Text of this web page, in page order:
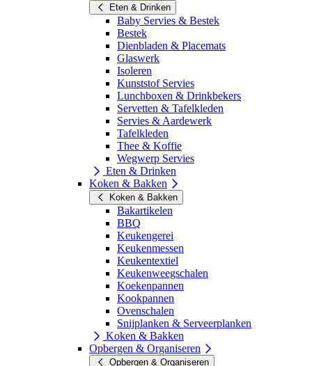
Eten & Drinken
Baby Servies & Bestek
Bestek
Dienbladen & Placemats
Glaswerk
Isoleren
Kunststof Servies
Lunchboxen & Drinkbekers
Servetten & Tafelkleden
Servies & Aardewerk
Tafelkleden
Thee & Koffie
Wegwerp Servies
Eten & Drinken
Koken & Bakken
Koken & Bakken
Bakartikelen
BBQ
Keukengerei
Keukenmessen
Keukentextiel
Keukenweegschalen
Koekenpannen
Kookpannen
Ovenschalen
Snijplanken & Serveerplanken
Koken & Bakken
Opbergen & Organiseren
Opbergen & Organiseren